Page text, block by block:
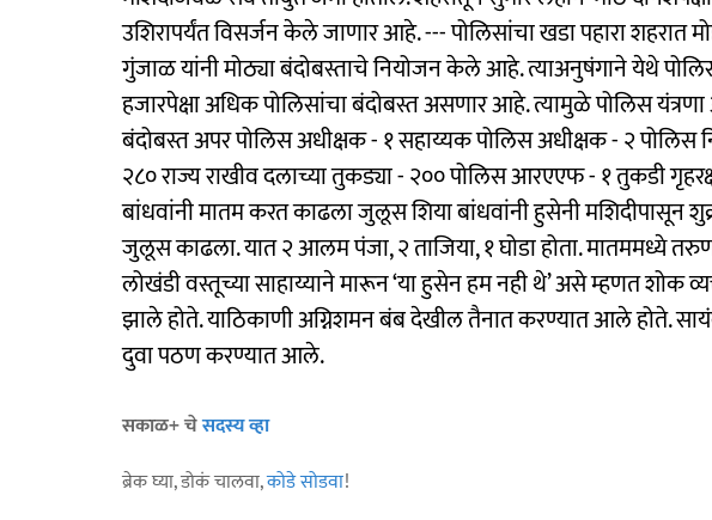
उशिरापर्यंत विसर्जन केले जाणार आहे. --- पोलिसांचा खडा पहारा शहरात
गुंजाळ यांनी मोठ्या बंदोबस्ताचे नियोजन केले आहे. त्याअनुषंगाने येथे
हजारपेक्षा अधिक पोलिसांचा बंदोबस्त असणार आहे. त्यामुळे पोलिस
बंदोबस्त अपर पोलिस अधीक्षक - १ सहाय्यक पोलिस अधीक्षक - २ पोलिस
२८० राज्य राखीव दलाच्या तुकड्या - २०० पोलिस आरएएफ - १ तुकडी
बांधवांनी मातम करत काढला जुलूस शिया बांधवांनी हुसेनी मशिदीपासून
जुलूस काढला. यात २ आलम पंजा, २ ताजिया, १ घोडा होता. मातममध्ये
लोखंडी वस्तूच्या साहाय्याने मारून ‘या हुसेन हम नही थे’ असे म्हणत शोक
झाले होते. याठिकाणी अग्निशमन बंब देखील तैनात करण्यात आले होते.
दुवा पठण करण्यात आले.
सकाळ+ चेसदस्य व्हा
ब्रेक घ्या, डोकं चालवा,कोडे सोडवा!